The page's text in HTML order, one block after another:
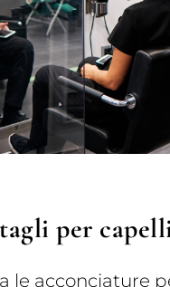
per
le acconciature